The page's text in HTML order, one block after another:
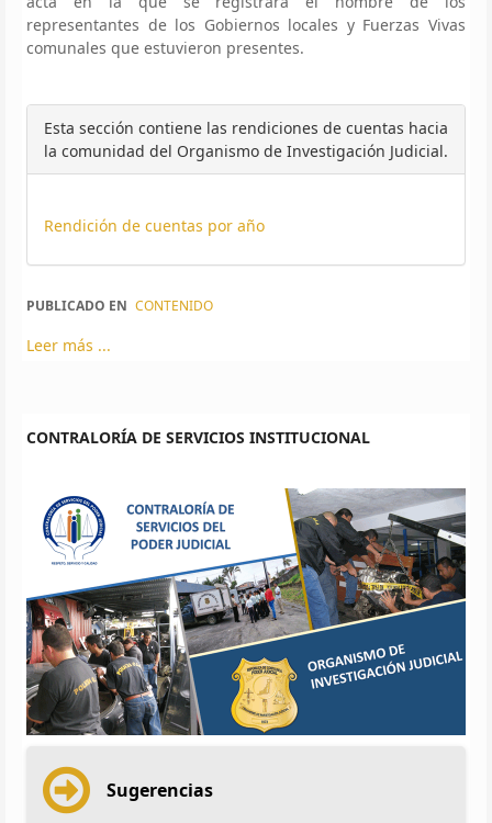
representantes de los Gobiernos locales y Fuerzas Vivas
comunales que estuvieron presentes.
Esta sección contiene las rendiciones de cuentas hacia
la comunidad del Organismo de Investigación Judicial.
Rendición de cuentas por año
PUBLICADO EN CONTENIDO
Leer más ...
CONTRALORÍA DE SERVICIOS INSTITUCIONAL
Sugerencias